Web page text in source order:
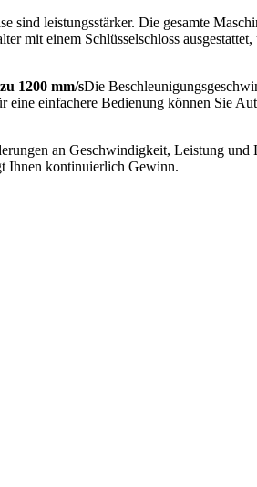
sind leistungsstärker. Die gesamte
mit einem Schlüsselschloss
1200 mm/sDie
eine einfachere Bedienung können Sie
an Geschwindigkeit, Leistung und
Ihnen kontinuierlich Gewinn.